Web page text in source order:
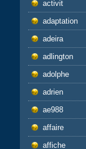
activit
adaptation
adeira
adlington
adolphe
adrien
ae988
affaire
affiche